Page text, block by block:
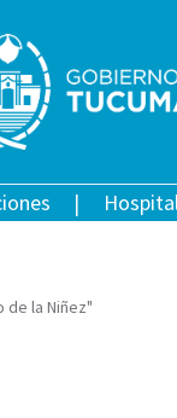
la Niñez"